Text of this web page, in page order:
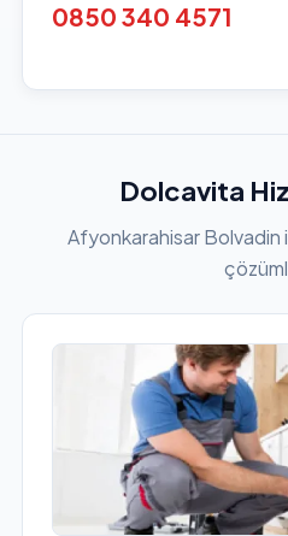
0850 340 4571
Dolcavita
Afyonkarahisar Bolvadin